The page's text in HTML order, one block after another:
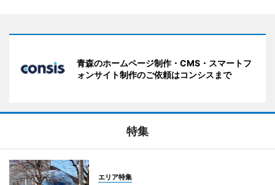
青森のホームページ制作・CMS・スマートフ
ォンサイト制作のご依頼はコンシスまで
特集
エリア特集